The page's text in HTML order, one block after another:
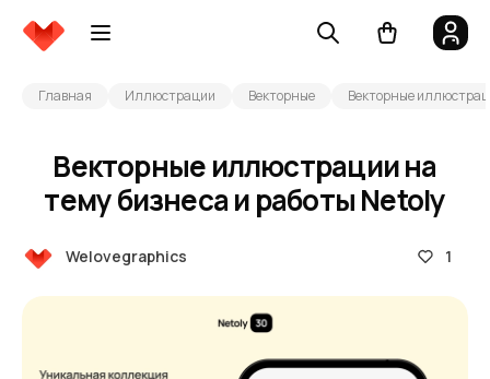
Главная Иллюстрации Векторные Векторные
Векторные иллюстрации на
тему бизнеса и работы Netoly
Welovegraphics 1